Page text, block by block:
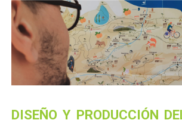
DISEÑO Y PRODUCCIÓN